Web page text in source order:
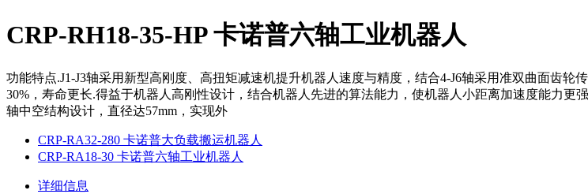
CRP-RH18-35-HP 卡诺普六轴工业机器人
功能特点.J1-J3轴采用新型高刚度、高扭矩减速机提升机器人速度与精度，结合4-J6轴采用准双曲面齿
30%，寿命更长.得益于机器人高刚性设计，结合机器人先进的算法能力，使机器人小距离加速度能力更
轴中空结构设计，直径达57mm，实现外
CRP-RA32-280 卡诺普大负载搬运机器人
CRP-RA18-30 卡诺普六轴工业机器人
详细信息